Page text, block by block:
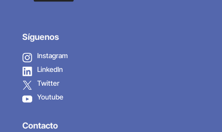
Síguenos
Instagram
LinkedIn
Twitter
Youtube
Contacto